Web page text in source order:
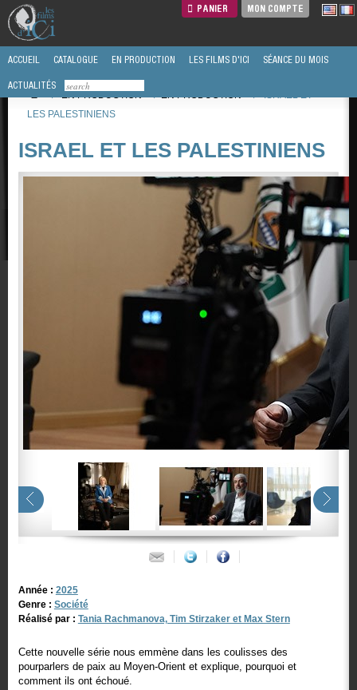
PANIER MON COMPTE
ACCUEIL CATALOGUE EN PRODUCTION LES FILMS D'ICI SÉANCE DU MOIS
ACTUALITÉS
/
EN PRODUCTION / EN PRODUCTION /
ISRAEL ET
LES PALESTINIENS
ISRAEL ET LES PALESTINIENS
Année : 2025
Genre : Société
Réalisé par : Tania Rachmanova, Tim Stirzaker et Max Stern
Cette nouvelle série nous emmène dans les coulisses des
pourparlers de paix au Moyen-Orient et explique, pourquoi et
comment ils ont échoué.